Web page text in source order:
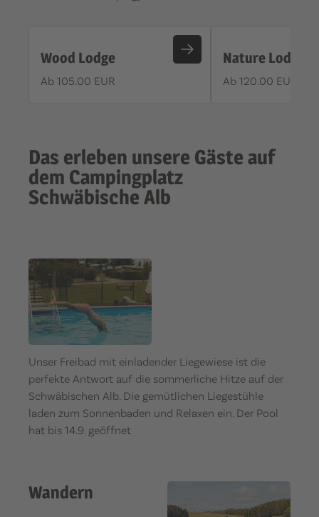
Wood Lodge
Ab 105.00 EUR
Nature Lodge
Ab 120.00 EUR
Das erleben unsere Gäste auf
dem Campingplatz
Schwäbische Alb
Unser Freibad mit einladender Liegewiese ist die
perfekte Antwort auf die sommerliche Hitze auf der
Schwäbischen Alb. Die gemütlichen Liegestühle
laden zum Sonnenbaden und Relaxen ein. Der Pool
hat bis 14.9. geöffnet
Wandern